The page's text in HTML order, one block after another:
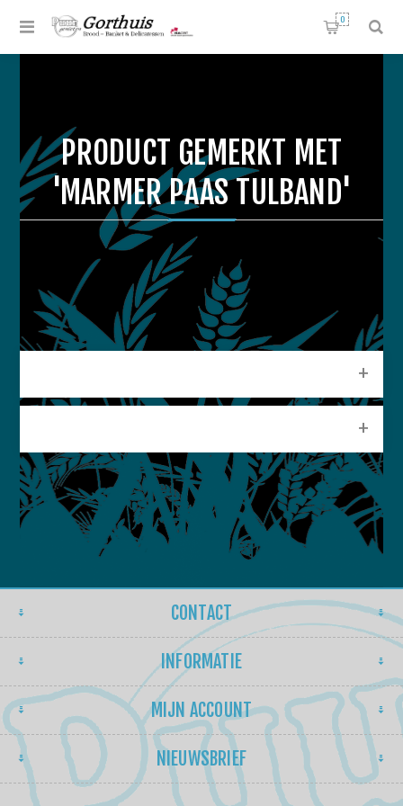
0
PRODUCT GEMERKT MET
'MARMER PAAS TULBAND'
CONTACT
INFORMATIE
MIJN ACCOUNT
NIEUWSBRIEF